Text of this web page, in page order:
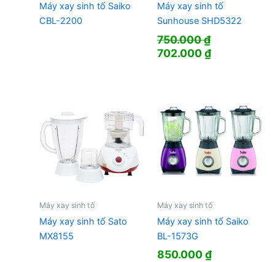
Máy xay sinh tố Saiko
CBL-2200
Máy xay sinh tố
Sunhouse SHD5322
750.000₫
Giá
702.000₫Giá
702.000 ₫.
Máy xay sinh tố
Máy xay sinh tố Sato
MX8155
Máy xay sinh tố
Máy xay sinh tố Saiko
BL-1573G
850.000₫